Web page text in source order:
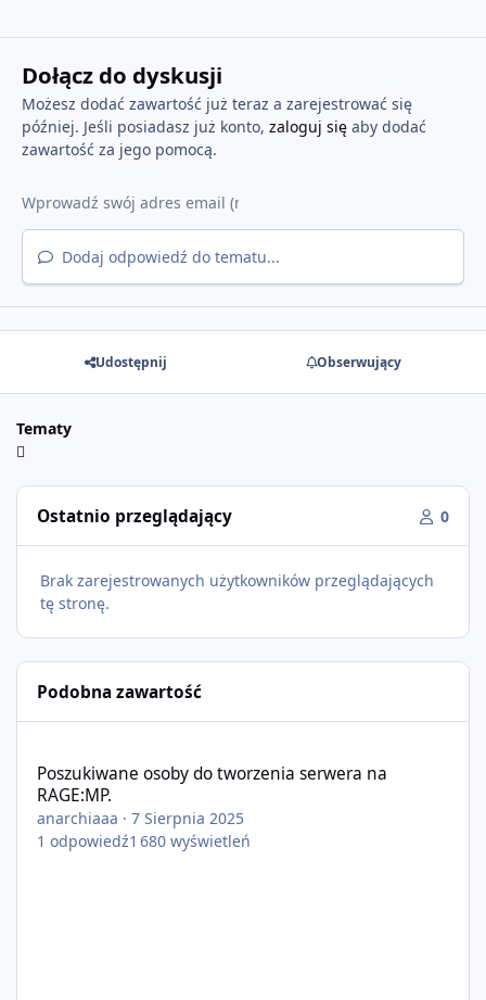
Dołącz do dyskusji
Możesz dodać zawartość już teraz a zarejestrować się
później. Jeśli posiadasz już konto, zaloguj sięaby dodać
zawartość za jego pomocą.
Dodaj odpowiedź do tematu...
Udostępnij Obserwujący
Tematy
Ostatnio przeglądający 0
Brak zarejestrowanych użytkowników przeglądających
tę stronę.
Podobna zawartość
Poszukiwane osoby do tworzenia serwera na
RAGE:MP.
anarchiaaa ·7 Sierpnia 2025
1 odpowiedź1 680 wyświetleń